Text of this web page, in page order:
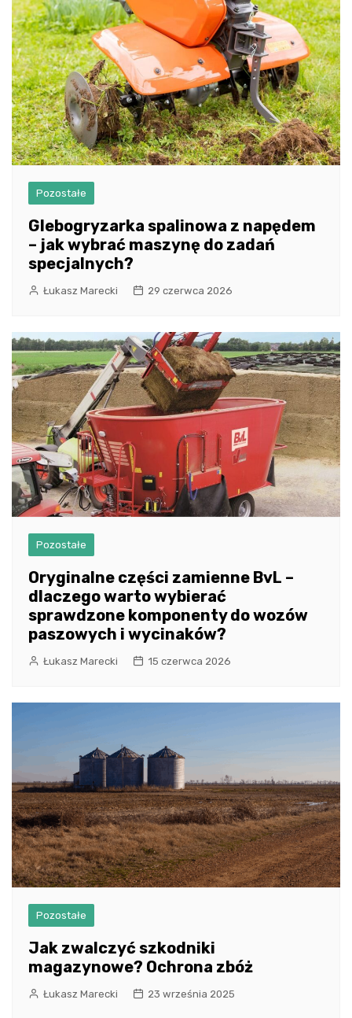
Pozostałe
Glebogryzarka spalinowa z napędem
– jak wybrać maszynę do zadań
specjalnych?
Łukasz Marecki 29 czerwca 2026
Pozostałe
Oryginalne części zamienne BvL –
dlaczego warto wybierać
sprawdzone komponenty do wozów
paszowych i wycinaków?
Łukasz Marecki 15 czerwca 2026
Pozostałe
Jak zwalczyć szkodniki
magazynowe? Ochrona zbóż
Łukasz Marecki 23 września 2025